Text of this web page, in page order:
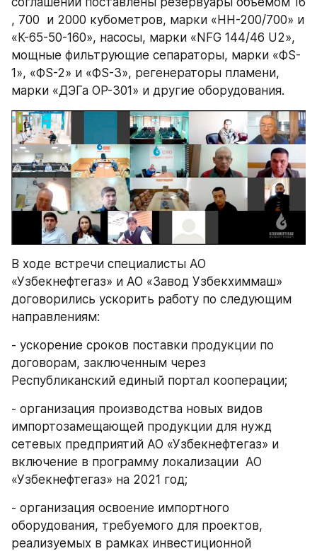
, 700  и 2000 кубометров, марки «НН-200/700» и
«К-65-50-160», насосы, марки «NFG 144/46 U2»,
мощные фильтрующие сепараторы, марки «ФS-
1», «ФS-2» и «ФS-3», регенераторы пламени,
марки «ДЭГа ОР-301» и другие оборудования.
В ходе встречи специалисты АО
«Узбекнефтегаз» и АО «Завод Узбекхиммаш»
договорились ускорить работу по следующим
направлениям:
- ускорение сроков поставки продукции по
договорам, заключенным через
Республиканский единый портал кооперации;
- организация производства новых видов
импортозамещающей продукции для нужд
сетевых предприятий АО «Узбекнефтегаз» и
включение в программу локализации  АО
«Узбекнефтегаз» на 2021 год;
- организация освоение импортного
оборудования, требуемого для проектов,
реализуемых в рамках инвестиционной